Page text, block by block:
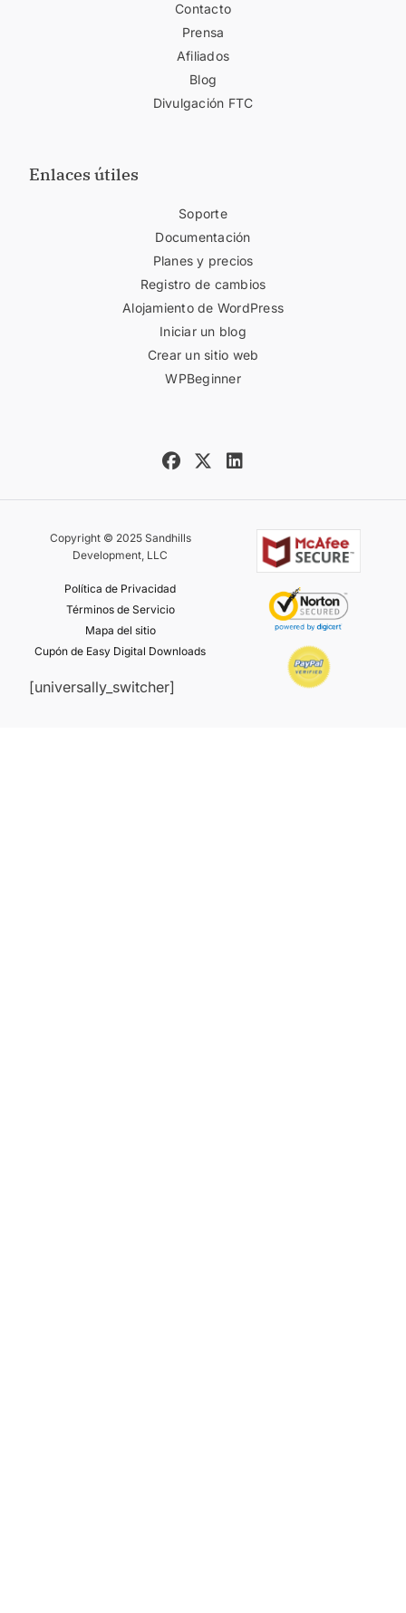
Contacto
Prensa
Afiliados
Blog
Divulgación FTC
Enlaces útiles
Soporte
Documentación
Planes y precios
Registro de cambios
Alojamiento de WordPress
Iniciar un blog
Crear un sitio web
WPBeginner
Copyright © 2025 Sandhills
Development, LLC
Política de Privacidad
Términos de Servicio
Mapa del sitio
Cupón de Easy Digital Downloads
[universally_switcher]